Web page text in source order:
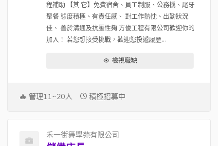
程補助 【其 它】免費宿舍、員工制服、公務機、尾牙
聚餐 態度積極、有責任感、 對工作熱忱、出勤狀況
佳、 善於溝通及抗壓性夠 方俊工程有限公司歡迎你的
加入！ 若您想接受挑戰，歡迎您投遞履歷...
檢視職缺
管理11~20人 積極招募中
禾一街舞學苑有限公司